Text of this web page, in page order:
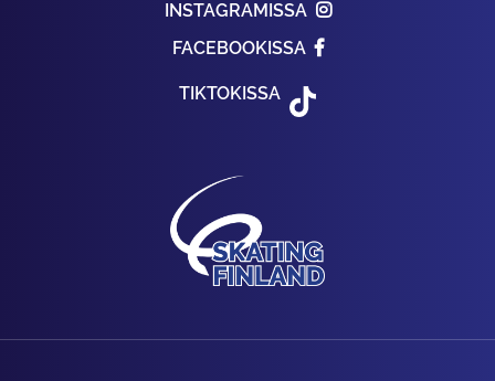
INSTAGRAMISSA
FACEBOOKISSA
TIKTOKISSA